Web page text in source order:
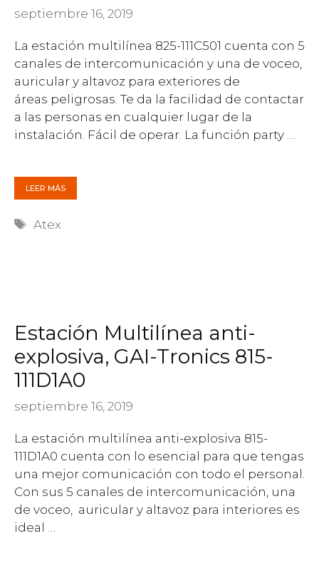
septiembre 16, 2019
La estación multilínea 825-111C501 cuenta con 5
canales de intercomunicación y una de voceo,
auricular y altavoz para exteriores de
áreas peligrosas. Te da la facilidad de contactar
a las personas en cualquier lugar de la
instalación. Fácil de operar. La función party …
LEER MÁS
Etiquetas
Atex
Estación Multilínea anti-
explosiva, GAI-Tronics 815-
111D1A0
septiembre 16, 2019
La estación multilínea anti-explosiva 815-
111D1A0 cuenta con lo esencial para que tengas
una mejor comunicación con todo el personal.
Con sus 5 canales de intercomunicación, una
de voceo, auricular y altavoz para interiores es
ideal …